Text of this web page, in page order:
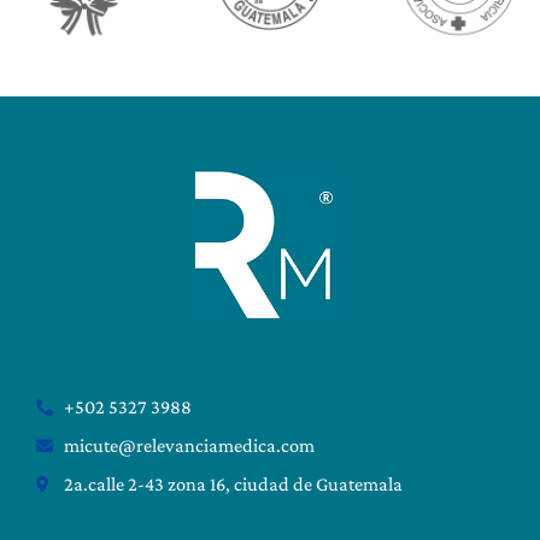
+502 5327 3988
micute@relevanciamedica.com
2a.calle 2-43 zona 16, ciudad de Guatemala